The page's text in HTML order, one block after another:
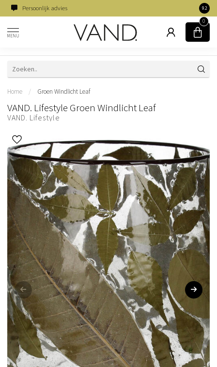
Persoonlijk advies 9.2
MENU
0
Home / Groen Windlicht Leaf
VAND. Lifestyle Groen Windlicht Leaf
VAND. Lifestyle